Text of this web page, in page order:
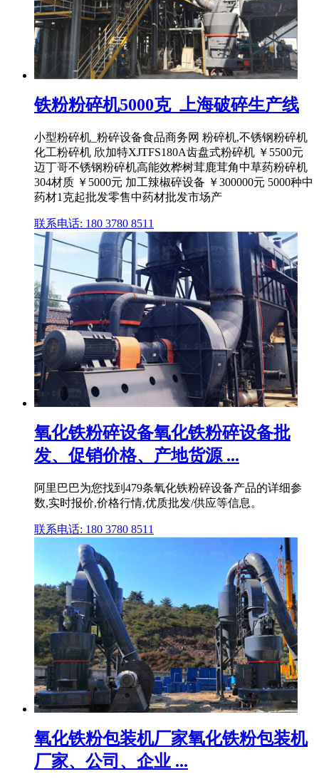
铁粉粉碎机5000克_上海破碎生产线
小型粉碎机_粉碎设备食品商务网 粉碎机,不锈钢粉碎机
化工粉碎机 欣加特XJTFS180A齿盘式粉碎机 ￥5500元
迈丁哥不锈钢粉碎机高能效桦树茸鹿茸角中草药粉碎机
304材质 ￥5000元 加工辣椒碎设备 ￥300000元 5000种中
药材1克起批发零售中药材批发市场产
联系电话: 180 3780 8511
氧化铁粉碎设备氧化铁粉碎设备批
发、促销价格、产地货源 ...
阿里巴巴为您找到479条氧化铁粉碎设备产品的详细参
数,实时报价,价格行情,优质批发/供应等信息。
联系电话: 180 3780 8511
氧化铁粉包装机厂家氧化铁粉包装机
厂家、公司、企业 ...